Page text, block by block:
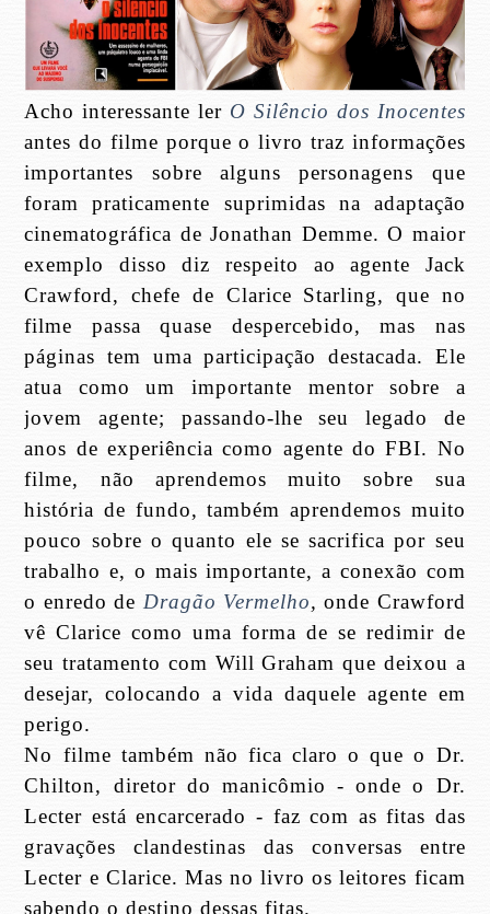
Acho interessante ler O Silêncio dos Inocentes
antes do filme porque o livro traz informações
importantes sobre alguns personagens que
foram praticamente suprimidas na adaptação
cinematográfica de Jonathan Demme. O maior
exemplo disso diz respeito ao agente Jack
Crawford, chefe de Clarice Starling, que no
filme passa quase despercebido, mas nas
páginas tem uma participação destacada. Ele
atua como um importante mentor sobre a
jovem agente; passando-lhe seu legado de
anos de experiência como agente do FBI. No
filme, não aprendemos muito sobre sua
história de fundo, também aprendemos muito
pouco sobre o quanto ele se sacrifica por seu
trabalho e, o mais importante, a conexão com
o enredo de Dragão Vermelho,onde Crawford
vê Clarice como uma forma de se redimir de
seu tratamento com Will Graham que deixou a
desejar, colocando a vida daquele agente em
perigo.
No filme também não fica claro o que o Dr.
Chilton, diretor do manicômio - onde o Dr.
Lecter está encarcerado - faz com as fitas das
gravações clandestinas das conversas entre
Lecter e Clarice. Mas no livro os leitores ficam
sabendo o destino dessas fitas.